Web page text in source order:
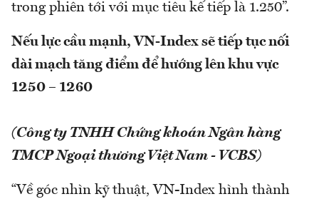
trong phiên tới với mục tiêu kế tiếp là 1.250”.
Nếu lực cầu mạnh, VN-Index sẽ tiếp tục nối
dài mạch tăng điểm để hướng lên khu vực
1250 – 1260
(Công ty TNHH Chứng khoán Ngân hàng
TMCP Ngoại thương Việt Nam - VCBS)
“Về góc nhìn kỹ thuật, VN-Index hình thành